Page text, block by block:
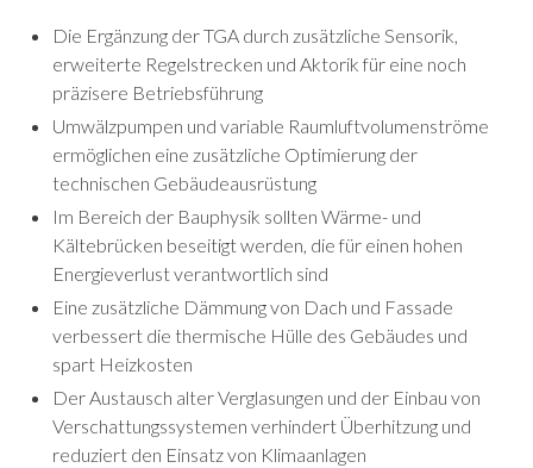
Die Ergänzung der TGA durch zusätzliche Sensorik,
erweiterte Regelstrecken und Aktorik für eine noch
präzisere Betriebsführung
Umwälzpumpen und variable Raumluftvolumenströme
ermöglichen eine zusätzliche Optimierung der
technischen Gebäudeausrüstung
Im Bereich der Bauphysik sollten Wärme- und
Kältebrücken beseitigt werden, die für einen hohen
Energieverlust verantwortlich sind
Eine zusätzliche Dämmung von Dach und Fassade
verbessert die thermische Hülle des Gebäudes und
spart Heizkosten
Der Austausch alter Verglasungen und der Einbau von
Verschattungssystemen verhindert Überhitzung und
reduziert den Einsatz von Klimaanlagen